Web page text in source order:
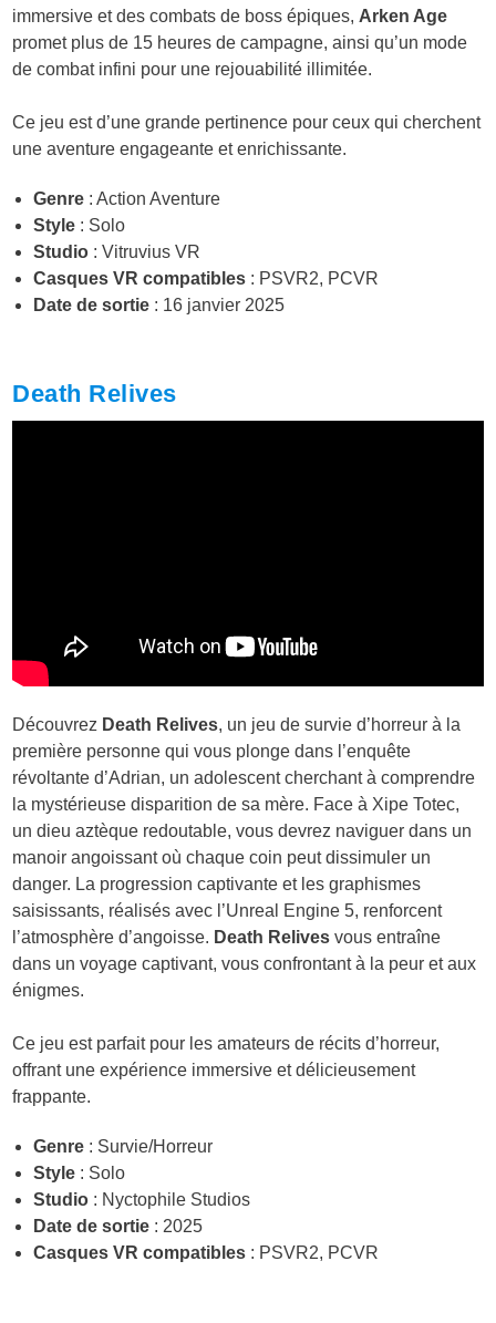
immersive et des combats de boss épiques, Arken Age
promet plus de 15 heures de campagne, ainsi qu’un mode
de combat infini pour une rejouabilité illimitée.
Ce jeu est d’une grande pertinence pour ceux qui cherchent
une aventure engageante et enrichissante.
Genre : Action Aventure
Style : Solo
Studio : Vitruvius VR
Casques VR compatibles : PSVR2, PCVR
Date de sortie : 16 janvier 2025
Death Relives
Découvrez Death Relives, un jeu de survie d’horreur à la
première personne qui vous plonge dans l’enquête
révoltante d’Adrian, un adolescent cherchant à comprendre
la mystérieuse disparition de sa mère. Face à Xipe Totec,
un dieu aztèque redoutable, vous devrez naviguer dans un
manoir angoissant où chaque coin peut dissimuler un
danger. La progression captivante et les graphismes
saisissants, réalisés avec l’Unreal Engine 5, renforcent
l’atmosphère d’angoisse. Death Relives vous entraîne
dans un voyage captivant, vous confrontant à la peur et aux
énigmes.
Ce jeu est parfait pour les amateurs de récits d’horreur,
offrant une expérience immersive et délicieusement
frappante.
Genre : Survie/Horreur
Style : Solo
Studio : Nyctophile Studios
Date de sortie : 2025
Casques VR compatibles : PSVR2, PCVR